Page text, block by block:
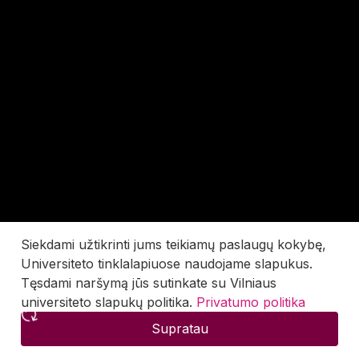
Siekdami užtikrinti jums teikiamų paslaugų kokybę,
Universiteto tinklalapiuose naudojame slapukus.
Tęsdami naršymą jūs sutinkate su Vilniaus
universiteto slapukų politika. Privatumo politika
Supratau